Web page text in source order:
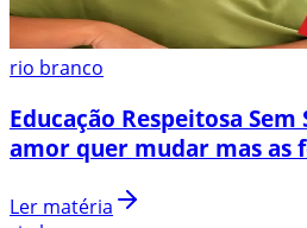
rio branco
Educação Respeitosa
amor quer mudar mas as
Ler matéria